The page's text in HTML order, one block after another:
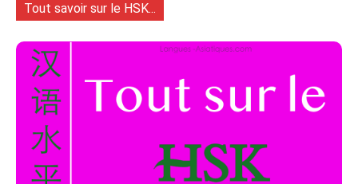
Tout savoir sur le HSK...